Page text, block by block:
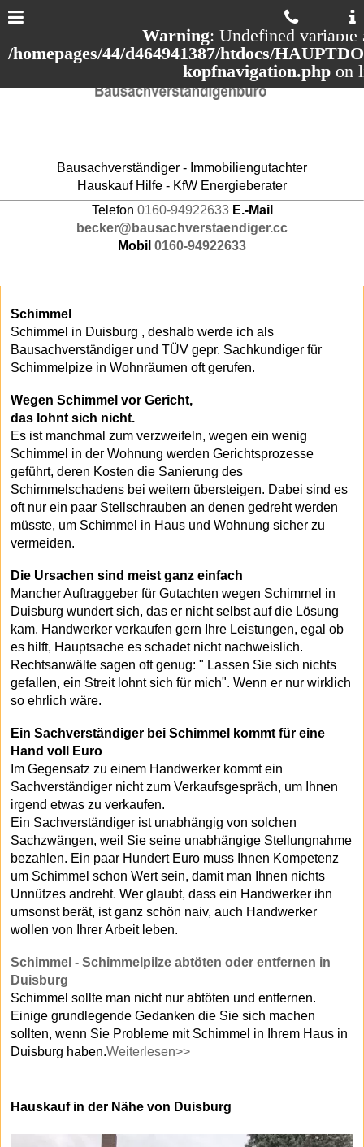
Warning: Undefined variable
/homepages/44/d464941387/htdocs/
kopfnavigation.php on
Bausachverständiger - Immobiliengutachter
Hauskauf Hilfe - KfW Energieberater
Telefon 0160-94922633 E.-Mail
becker@bausachverstaendiger.cc
Mobil 0160-94922633
Schimmel
Schimmel in Duisburg , deshalb werde ich als
Bausachverständiger und TÜV gepr. Sachkundiger für
Schimmelpize in Wohnräumen oft gerufen.
Wegen Schimmel vor Gericht,
das lohnt sich nicht.
Es ist manchmal zum verzweifeln, wegen ein wenig
Schimmel in der Wohnung werden Gerichtsprozesse
geführt, deren Kosten die Sanierung des
Schimmelschadens bei weitem übersteigen. Dabei sind es
oft nur ein paar Stellschrauben an denen gedreht werden
müsste, um Schimmel in Haus und Wohnung sicher zu
vermeiden.
Die Ursachen sind meist ganz einfach
Mancher Auftraggeber für Gutachten wegen Schimmel in
Duisburg wundert sich, das er nicht selbst auf die Lösung
kam. Handwerker verkaufen gern Ihre Leistungen, egal ob
es hilft, Hauptsache es schadet nicht nachweislich.
Rechtsanwälte sagen oft genug: " Lassen Sie sich nichts
gefallen, ein Streit lohnt sich für mich". Wenn er nur wirklich
so ehrlich wäre.
Ein Sachverständiger bei Schimmel kommt für eine
Hand voll Euro
Im Gegensatz zu einem Handwerker kommt ein
Sachverständiger nicht zum Verkaufsgespräch, um Ihnen
irgend etwas zu verkaufen.
Ein Sachverständiger ist unabhängig von solchen
Sachzwängen, weil Sie seine unabhängige Stellungnahme
bezahlen. Ein paar Hundert Euro muss Ihnen Kompetenz
um Schimmel schon Wert sein, damit man Ihnen nichts
Unnützes andreht. Wer glaubt, dass ein Handwerker ihn
umsonst berät, ist ganz schön naiv, auch Handwerker
wollen von Ihrer Arbeit leben.
Schimmel - Schimmelpilze abtöten oder entfernen in
Duisburg
Schimmel sollte man nicht nur abtöten und entfernen.
Einige grundlegende Gedanken die Sie sich machen
sollten, wenn Sie Probleme mit Schimmel in Ihrem Haus in
Duisburg haben.Weiterlesen>>
Hauskauf in der Nähe von Duisburg